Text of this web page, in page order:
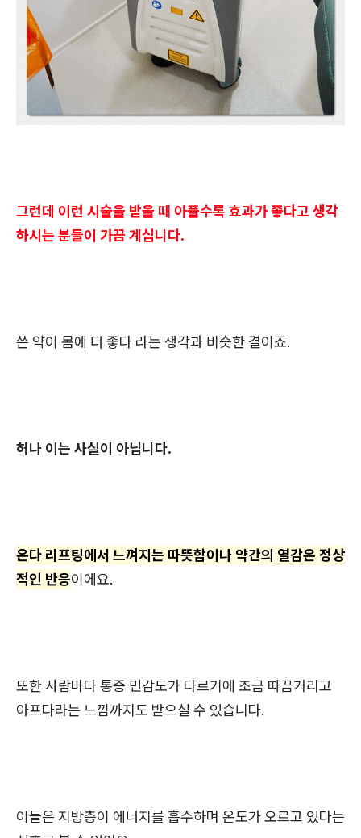
그런데 이런 시술을 받을 때 아플수록 효과가 좋다고 생각
하시는 분들이 가끔 계십니다.
쓴 약이 몸에 더 좋다 라는 생각과 비슷한 결이죠.
허나 이는 사실이 아닙니다.
온다 리프팅에서 느껴지는 따뜻함이나 약간의 열감은 정상
적인 반응이에요.
또한 사람마다 통증 민감도가 다르기에 조금 따끔거리고
아프다라는 느낌까지도 받으실 수 있습니다.
이들은 지방층이 에너지를 흡수하며 온도가 오르고 있다는